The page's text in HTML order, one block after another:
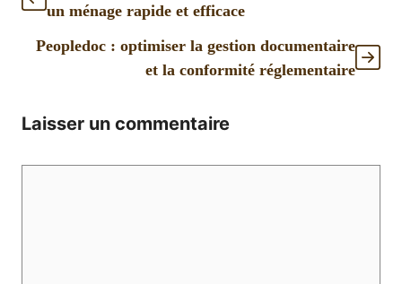
un ménage rapide et efficace
Peopledoc : optimiser la gestion documentaire
et la conformité réglementaire
Laisser un commentaire